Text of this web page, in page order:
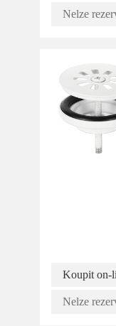
Nelze
Koupit on-
Nelze